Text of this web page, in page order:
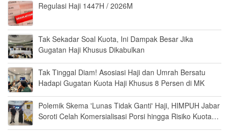
Regulasi Haji 1447H / 2026M
Tak Sekadar Soal Kuota, Ini Dampak Besar Jika
Gugatan Haji Khusus Dikabulkan
Tak Tinggal Diam! Asosiasi Haji dan Umrah Bersatu
Hadapi Gugatan Kuota Haji Khusus 8 Persen di MK
Polemik Skema 'Lunas Tidak Ganti' Haji, HIMPUH Jabar
Soroti Celah Komersialisasi Porsi hingga Risiko Kuota
Kosong